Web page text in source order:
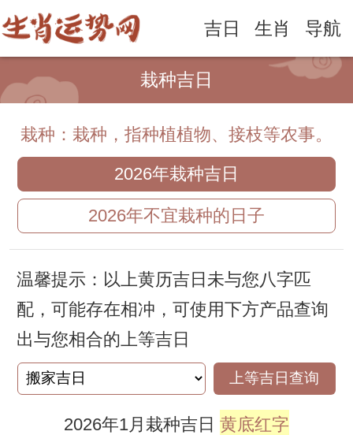
吉日 生肖 导航
栽种吉日
栽种：栽种，指种植植物、接枝等农事。
2026年栽种吉日
2026年不宜栽种的日子
温馨提示：以上黄历吉日未与您八字匹
配，可能存在相冲，可使用下方产品查询
出与您相合的上等吉日
上等吉日查询
2026年1月栽种吉日 黄底红字